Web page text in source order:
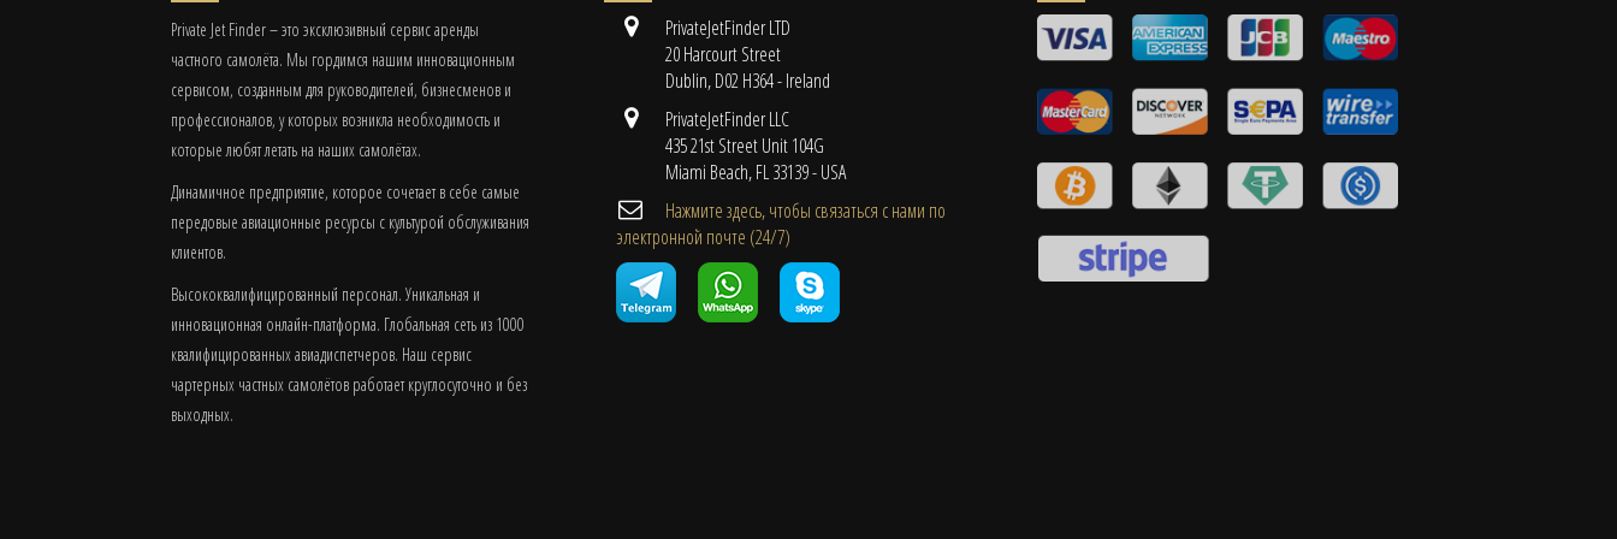
Private Jet Finder – это эксклюзивный сервис аренды
частного самолёта. Мы гордимся нашим инновационным
сервисом, созданным для руководителей, бизнесменов и
профессионалов, у которых возникла необходимость и
которые любят летать на наших самолётах.
Динамичное предприятие, которое сочетает в себе самые
передовые авиационные ресурсы с культурой обслуживания
клиентов.
Высококвалифицированный персонал. Уникальная и
инновационная онлайн-платформа. Глобальная сеть из 1000
квалифицированных авиадиспетчеров. Наш сервис
чартерных частных самолётов работает круглосуточно и без
выходных.
PrivateJetFinder LTD
20 Harcourt Street
Dublin, D02 H364 - Ireland
PrivateJetFinder LLC
435 21st Street Unit 104G
Miami Beach, FL 33139 - USA
Нажмите здесь, чтобы связаться с нами по
электронной почте (24/7)